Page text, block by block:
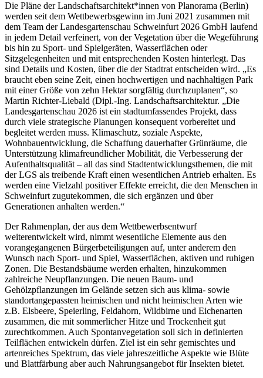
Die Pläne der Landschaftsarchitekt*innen von Planorama (Berlin)
werden seit dem Wettbewerbsgewinn im Juni 2021 zusammen mit
dem Team der Landesgartenschau Schweinfurt 2026 GmbH laufend
in jedem Detail verfeinert, von der Vegetation über die Wegeführung
bis hin zu Sport- und Spielgeräten, Wasserflächen oder
Sitzgelegenheiten und mit entsprechenden Kosten hinterlegt. Das
sind Details und Kosten, über die der Stadtrat entscheiden wird. „Es
braucht eben seine Zeit, einen hochwertigen und nachhaltigen Park
mit einer Größe von zehn Hektar sorgfältig durchzuplanen“, so
Martin Richter-Liebald (Dipl.-Ing. Landschaftsarchitektur. „Die
Landesgartenschau 2026 ist ein stadtumfassendes Projekt, dass
durch viele strategische Planungen konsequent vorbereitet und
begleitet werden muss. Klimaschutz, soziale Aspekte,
Wohnbauentwicklung, die Schaffung dauerhafter Grünräume, die
Unterstützung klimafreundlicher Mobilität, die Verbesserung der
Aufenthaltsqualität – all das sind Stadtentwicklungsthemen, die mit
der LGS als treibende Kraft einen wesentlichen Antrieb erhalten. Es
werden eine Vielzahl positiver Effekte erreicht, die den Menschen in
Schweinfurt zugutekommen, die sich ergänzen und über
Generationen anhalten werden.“
Der Rahmenplan, der aus dem Wettbewerbsentwurf
weiterentwickelt wird, nimmt wesentliche Elemente aus den
vorangegangenen Bürgerbeteiligungen auf, unter anderem den
Wunsch nach Sport- und Spiel, Wasserflächen, aktiven und ruhigen
Zonen. Die Bestandsbäume werden erhalten, hinzukommen
zahlreiche Neupflanzungen. Die neuen Baum- und
Gehölzpflanzungen im Gelände setzen sich aus klima- sowie
standortangepassten heimischen und nicht heimischen Arten wie
z.B. Elsbeere, Speierling, Feldahorn, Wildbirne und Eichenarten
zusammen, die mit sommerlicher Hitze und Trockenheit gut
zurechtkommen. Auch Spontanvegetation soll sich in definierten
Teilflächen entwickeln dürfen. Ziel ist ein sehr gemischtes und
artenreiches Spektrum, das viele jahreszeitliche Aspekte wie Blüte
und Blattfärbung aber auch Nahrungsangebot für Insekten bietet.